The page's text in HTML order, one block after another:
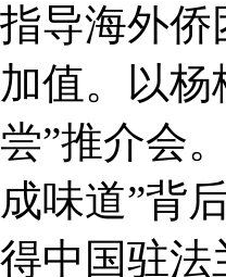
指导海外侨
加值。以杨
尝”推介会
成味道”背
得中国驻法